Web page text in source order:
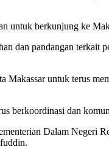
untuk berkunjung ke
dan pandangan
Makassar untuk terus
berkoordinasi dan
Dalam Negeri